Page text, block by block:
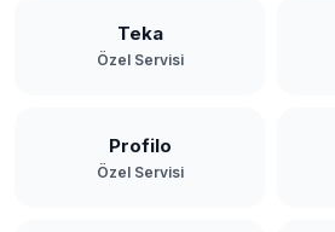
Teka
Özel Servisi
Profilo
Özel Servisi